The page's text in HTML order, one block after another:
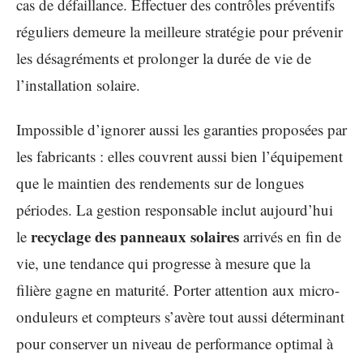
cas de défaillance. Effectuer des contrôles préventifs
réguliers demeure la meilleure stratégie pour prévenir
les désagréments et prolonger la durée de vie de
l’installation solaire.
Impossible d’ignorer aussi les garanties proposées par
les fabricants : elles couvrent aussi bien l’équipement
que le maintien des rendements sur de longues
périodes. La gestion responsable inclut aujourd’hui
le recyclage des panneaux solaires arrivés en fin de
vie, une tendance qui progresse à mesure que la
filière gagne en maturité. Porter attention aux micro-
onduleurs et compteurs s’avère tout aussi déterminant
pour conserver un niveau de performance optimal à